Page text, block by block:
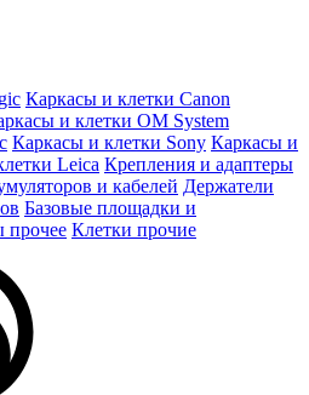
Каркасы и клетки Canon
и клетки OM System
Каркасы и клетки Sony Каркасы и
Leica Крепления и адаптеры
и кабелей Держатели
Базовые площадки и
прочее Клетки прочие